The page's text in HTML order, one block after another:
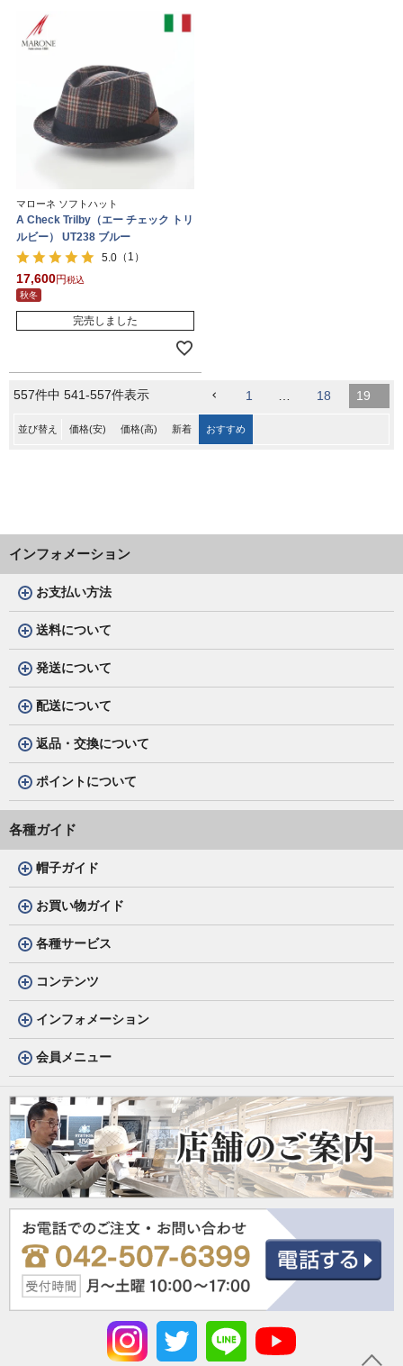
マローネ ソフトハット
A Check Trilby（エー チェック トリ
ルビー） UT238 ブルー
5.0 （1）
17,600
税込
秋冬
完売しました
並び替え 価格(安) 価格(高) 新着 おすすめ
557件中 541-557件表示 1 … 18 19
インフォメーション
お支払い方法
送料について
発送について
配送について
返品・交換について
ポイントについて
各種ガイド
帽子ガイド
お買い物ガイド
各種サービス
コンテンツ
インフォメーション
会員メニュー